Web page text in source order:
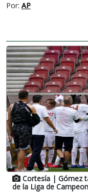
Por: AP
Cortesía | Gómez
de la Liga de